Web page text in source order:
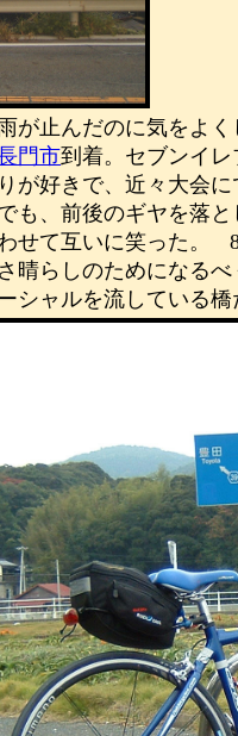
が止んだのに気をよ
門市到着。セブンイ
が好きで、近々大会
も、前後のギヤを落
せて互いに笑った。
晴らしのためになる
シャルを流している